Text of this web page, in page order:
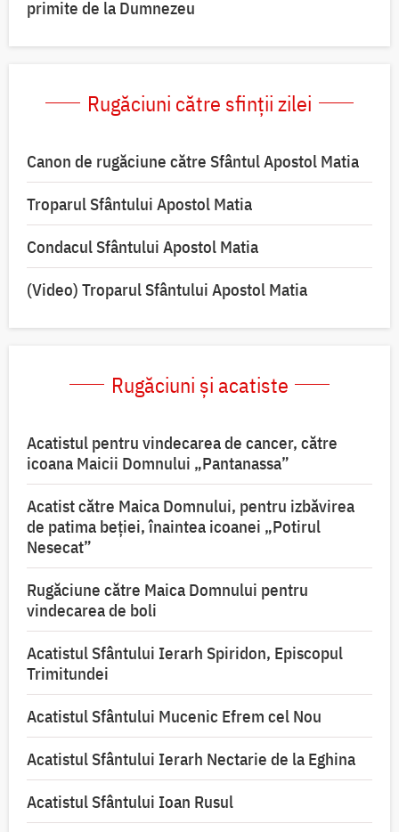
primite de la Dumnezeu
Rugăciuni către sfinții zilei
Canon de rugăciune către Sfântul Apostol Matia
Troparul Sfântului Apostol Matia
Condacul Sfântului Apostol Matia
(Video) Troparul Sfântului Apostol Matia
Rugăciuni și acatiste
Acatistul pentru vindecarea de cancer, către
icoana Maicii Domnului „Pantanassa”
Acatist către Maica Domnului, pentru izbăvirea
de patima beției, înaintea icoanei „Potirul
Nesecat”
Rugăciune către Maica Domnului pentru
vindecarea de boli
Acatistul Sfântului Ierarh Spiridon, Episcopul
Trimitundei
Acatistul Sfântului Mucenic Efrem cel Nou
Acatistul Sfântului Ierarh Nectarie de la Eghina
Acatistul Sfântului Ioan Rusul